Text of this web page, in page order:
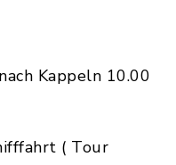
Kappeln 10.00
( Tour